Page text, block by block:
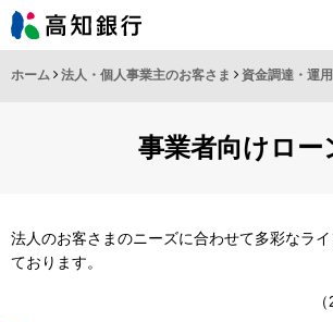
ホーム 法人・個人事業主のお客さま 資金調達・運用
事業者向けロー
法人のお客さまのニーズに合わせて多彩なラ
ております。